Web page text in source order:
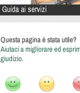
Questa pagina è stata utile?
Aiutaci a migliorare ed
giudizio.